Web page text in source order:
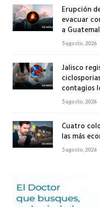
Erupción
evacuar
a
5 agosto, 2026
Jalisco
contagios
5 agosto, 2026
Cuatro
las más
5 agosto, 2026